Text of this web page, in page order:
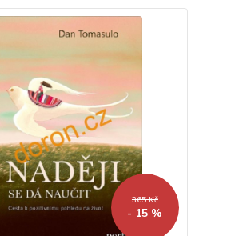
365 Kč
- 15 %